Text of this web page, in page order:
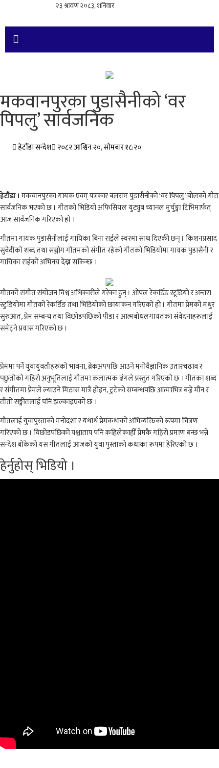
मकवानपुरका पुडासैनीको ‘वर
पिपलु’ सार्वजनिक
हेटौँडा सन्देश २०८२ आश्विन २०, सोमबार १८:२०
हेटौंडा । मकवानपुरका गायक एवम् पत्रकार बलराम पुडासैनीको ‘वर पिपलु’ बोलको गीत
सार्वजनिक भएको छ । गीतको भिडियो अफिसियल युट्युब च्यानल मुर्चुङ्गा टिभिमार्फत्
आज सार्वजनिक गरिएको हो ।
गीतमा गायक पुडासैनीलाई गायिका बिना राईले स्वरमा साथ दिएकी छन् । किशनप्रसाद
सुवेदीको शब्द तथा सञ्जोग गौतमको संगीत रहेको गीतको भिडियोमा गायक पुडासैनी र
गायिका राईको अभिनय देख्न सकिन्छ ।
गीतको संगीत संयोजन विश्व अधिकारीले गरेका हुन् । ओपल रेकर्डिङ स्टूडियो र अन्तरा
स्टुडियोमा गीतको रेकर्डिङ तथा भिडियोको छायांकन गरिएको हो । गीतमा प्रेमको मधुर
सुरुआत, प्रेम सम्बन्ध तथा विछोडपछिको पीडा र आत्मबोधलगायतका संवेदनाहरूलाई
समेट्ने प्रयास गरिएको छ ।
प्रेममा पर्ने युवायुवतीहरूको भावना, ब्रेकअपपछि आउने मनोवैज्ञानिक उतारचढाव र
पछुतोको गहिरो अनुभूतिलाई गीतमा कलात्मक ढंगले प्रस्तुत गरिएको छ । गीतका शब्द
र संगीतमा प्रेमले ल्याउने मिठास मात्रै होइन, टुटेको सम्बन्धपछि आत्माभित्र बज्ने मौन र
तीतो सङ्गीतलाई पनि झल्काइएको छ ।
गीतलाई युवापुस्ताको मनोदशा र यथार्थ प्रेमकथाको अभिव्यक्तिको रूपमा चित्रण
गरिएको छ । विछोडपछिको पश्चाताप पनि कहिलेकाहीँ प्रेमकै गहिरो प्रमाण बन्छ भन्ने
सन्देश बोकेको यस गीतलाई आजको युवा पुस्ताको कथाका रूपमा हेरिएको छ ।
हेर्नुहोस् भिडियो ।